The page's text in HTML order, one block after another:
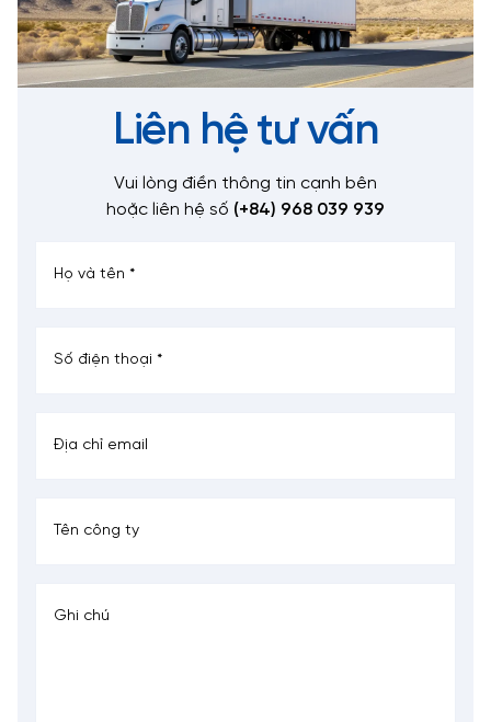
Liên hệ tư vấn
Vui lòng điền thông tin cạnh bên
hoặc liên hệ số (+84) 968 039 939